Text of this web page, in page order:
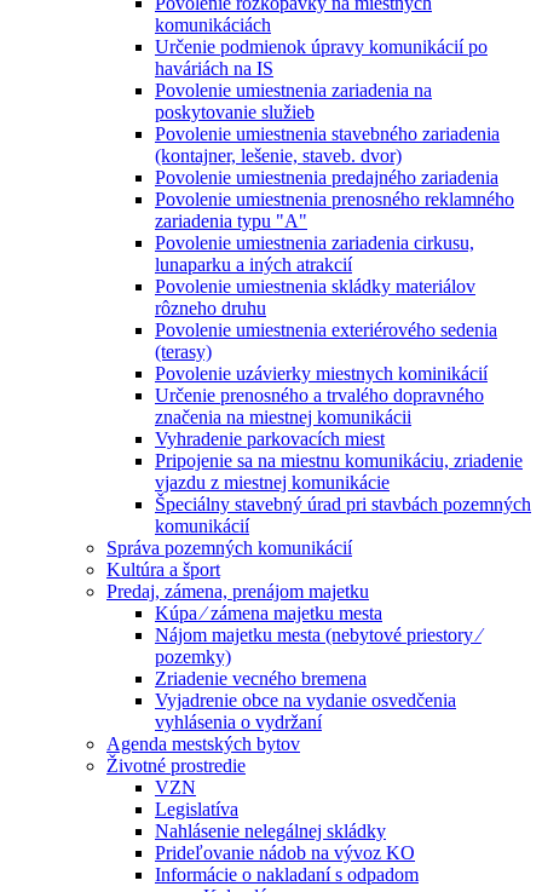
komunikáciách
Určenie podmienok úpravy komunikácií po
haváriách na IS
Povolenie umiestnenia zariadenia na
poskytovanie služieb
Povolenie umiestnenia stavebného zariadenia
(kontajner, lešenie, staveb. dvor)
Povolenie umiestnenia predajného zariadenia
Povolenie umiestnenia prenosného reklamného
zariadenia typu "A"
Povolenie umiestnenia zariadenia cirkusu,
lunaparku a iných atrakcií
Povolenie umiestnenia skládky materiálov
rôzneho druhu
Povolenie umiestnenia exteriérového sedenia
(terasy)
Povolenie uzávierky miestnych kominikácií
Určenie prenosného a trvalého dopravného
značenia na miestnej komunikácii
Vyhradenie parkovacích miest
Pripojenie sa na miestnu komunikáciu, zriadenie
vjazdu z miestnej komunikácie
Špeciálny stavebný úrad pri stavbách pozemných
komunikácií
Správa pozemných komunikácií
Kultúra a šport
Predaj, zámena, prenájom majetku
Kúpa ⁄ zámena majetku mesta
Nájom majetku mesta (nebytové priestory ⁄
pozemky)
Zriadenie vecného bremena
Vyjadrenie obce na vydanie osvedčenia
vyhlásenia o vydržaní
Agenda mestských bytov
Životné prostredie
VZN
Legislatíva
Nahlásenie nelegálnej skládky
Prideľovanie nádob na vývoz KO
Informácie o nakladaní s odpadom